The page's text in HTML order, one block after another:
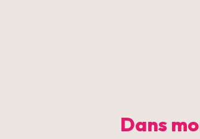
Dans